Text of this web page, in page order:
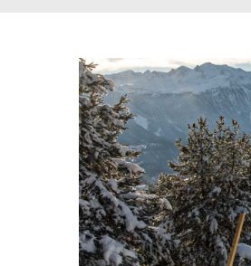
View
Larger
Image